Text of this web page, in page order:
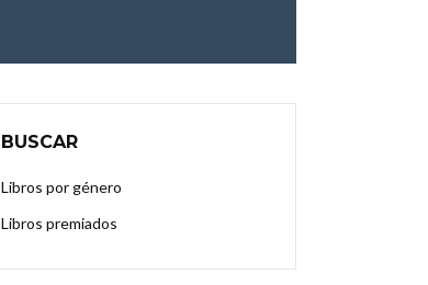
BUSCAR
Libros por género
Libros premiados